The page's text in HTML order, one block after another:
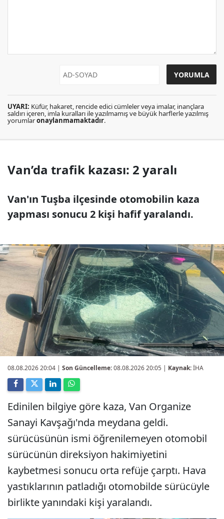
UYARI: Küfür, hakaret, rencide edici cümleler veya imalar, inançlara
saldırı içeren, imla kuralları ile yazılmamış ve büyük harflerle yazılmış
yorumlaronaylanmamaktadır.
Van’da trafik kazası: 2 yaralı
Van'ın Tuşba ilçesinde otomobilin kaza
yapması sonucu 2 kişi hafif yaralandı.
08.08.2026 20:04 | Son Güncelleme:08.08.2026 20:05 | Kaynak:İHA
Edinilen bilgiye göre kaza, Van Organize
Sanayi Kavşağı'nda meydana geldi.
sürücüsünün ismi öğrenilemeyen otomobil
sürücünün direksiyon hakimiyetini
kaybetmesi sonucu orta refüje çarptı. Hava
yastıklarının patladığı otomobilde sürücüyle
birlikte yanındaki kişi yaralandı.